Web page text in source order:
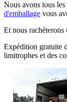
Nous avons tous les
d'emballage vous
Et nous rachèterons
Expédition gratuite
limitrophes et des